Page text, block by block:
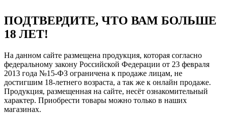
ПОДТВЕРДИТЕ, ЧТО ВАМ БОЛЬШЕ
18 ЛЕТ!
На данном сайте размещена продукция, которая согласно
федеральному закону Российской Федерации от 23 февраля
2013 года №15-ФЗ ограничена к продаже лицам, не
достигшим 18-летнего возраста, а так же к онлайн продаже.
Продукция, размещенная на сайте, несёт ознакомительный
характер. Приобрести товары можно только в наших
магазинах.